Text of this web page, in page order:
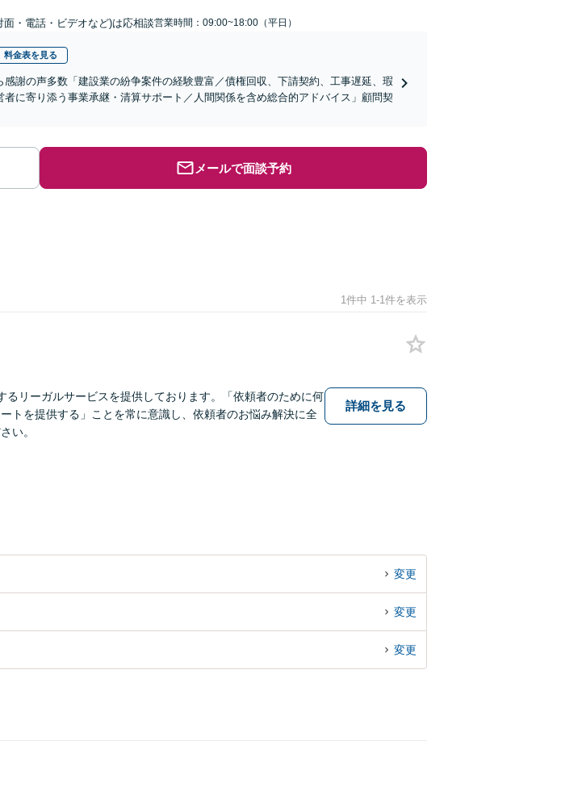
面・電話・ビデオなど)は応相談営業時間：09:00~18:00（平日）
料金表を見る
謝の声多数「建設業の紛争案件の経験豊富／債権回収、下請契約、工事遅延、瑕
に寄り添う事業承継・清算サポート／人間関係を含め総合的アドバイス」顧問契
メールで面談予約
1件中 1-1件を表示
るリーガルサービスを提供しております。「依頼者のために何
トを提供する」ことを常に意識し、依頼者のお悩み解決に全
い。
詳細を見る
変更
変更
変更